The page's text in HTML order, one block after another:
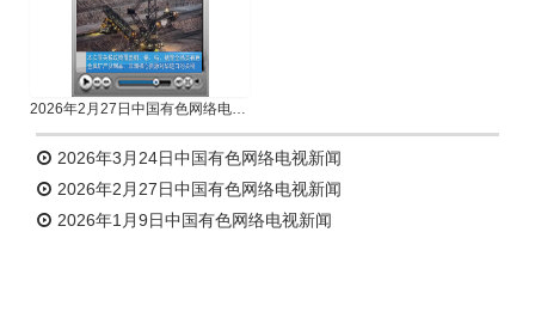
2026年2月27日中国有色网络电视新闻
2026年3月24日中国有色网络电视新闻
2026年2月27日中国有色网络电视新闻
2026年1月9日中国有色网络电视新闻